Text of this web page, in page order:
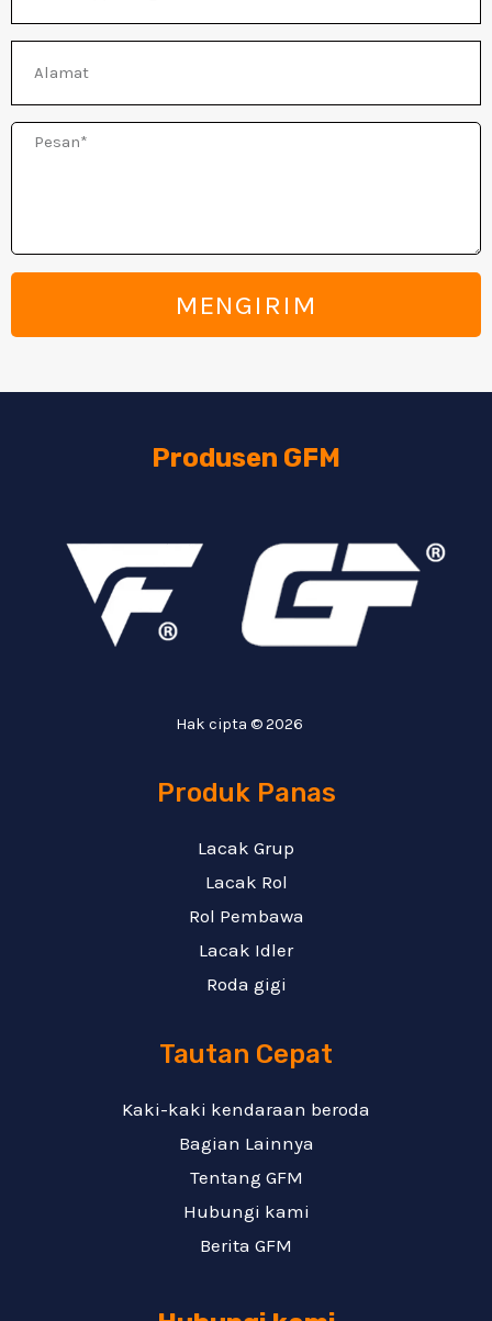
Pesan
MENGIRIM
Produsen GFM
Hak cipta © 2026
Produk Panas
Lacak Grup
Lacak Rol
Rol Pembawa
Lacak Idler
Roda gigi
Tautan Cepat
Kaki-kaki kendaraan beroda
Bagian Lainnya
Tentang GFM
Hubungi kami
Berita GFM